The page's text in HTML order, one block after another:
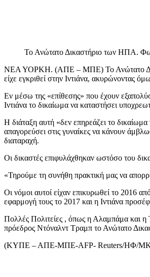
Το Ανώτατο Δικαστήριο των ΗΠΑ.
ΝΕΑ ΥΟΡΚΗ. (ΑΠΕ – ΜΠΕ) Το Ανώτατο
είχε εγκριθεί στην Ιντιάνα, ακυρώνοντας
Εν μέσω της «επίθεσης» που έχουν
Ιντιάνα το δικαίωμα να καταστήσει
Η διάταξη αυτή «δεν επηρεάζει το
απαγορεύσει στις γυναίκες να κάνουν
διαταραχή.
Οι δικαστές επιφυλάχθηκαν ωστόσο του
«Τηρούμε τη συνήθη πρακτική μας να
Οι νόμοι αυτοί είχαν επικυρωθεί το 2016
εφαρμογή τους το 2017 και η Ιντιάνα
Πολλές Πολιτείες , όπως η Αλαμπάμα και η
πρόεδρος Ντόναλντ Τραμπ το Ανώτατο
(ΚΥΠΕ – ΑΠΕ-ΜΠΕ-AFP- Reuters/ΗΦ/